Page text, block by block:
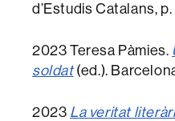
d’Estudis Catalans, p.
2023 Teresa Pàmies.
soldat (ed.).
2023 La veritat